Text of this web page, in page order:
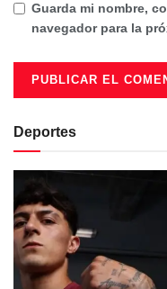
Guarda mi nombre,
navegador para la
Deportes